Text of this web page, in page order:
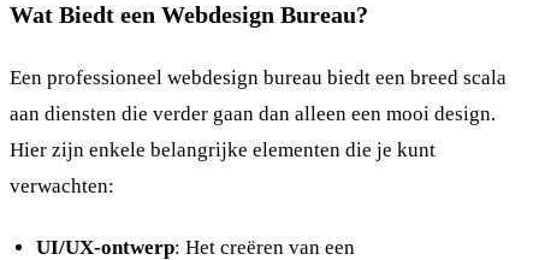
Wat Biedt een Webdesign Bureau?
Een professioneel webdesign bureau biedt een breed scala
aan diensten die verder gaan dan alleen een mooi design.
Hier zijn enkele belangrijke elementen die je kunt
verwachten:
UI/UX-ontwerp: Het creëren van een